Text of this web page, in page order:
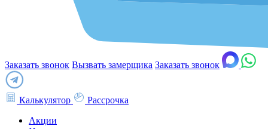
Заказать звонок Вызвать замерщика Заказать звонок
Калькулятор
Рассрочка
Акции